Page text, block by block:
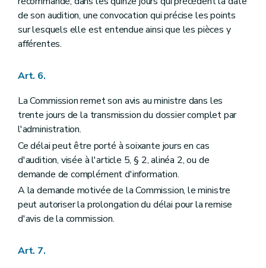
de son audition, une convocation qui précise les points
sur lesquels elle est entendue ainsi que les pièces y
afférentes.
Art. 6.
La Commission remet son avis au ministre dans les
trente jours de la transmission du dossier complet par
l'administration.
Ce délai peut être porté à soixante jours en cas
d'audition, visée à l'article 5, § 2, alinéa 2, ou de
demande de complément d'information.
A la demande motivée de la Commission, le ministre
peut autoriser la prolongation du délai pour la remise
d'avis de la commission.
Art. 7.